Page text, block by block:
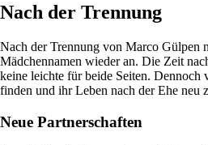
Nach der Trennung
Nach der Trennung von Marco Gülpen
Mädchennamen wieder an. Die Zeit
keine leichte für beide Seiten. Dennoch
finden und ihr Leben nach der Ehe neu
Neue Partnerschaften